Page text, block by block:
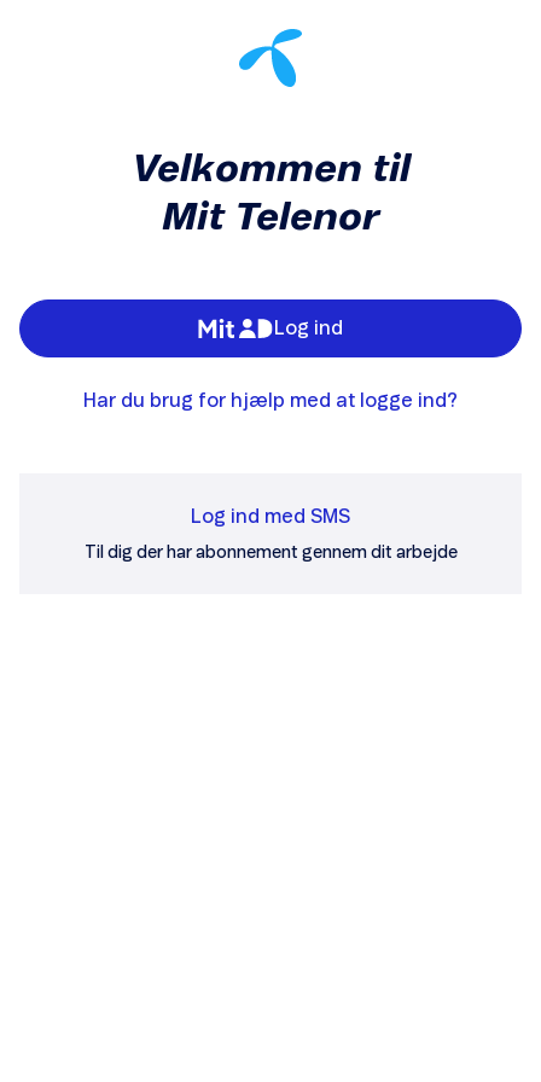
Velkommen til
Mit Telenor
Log ind
Har du brug for hjælp med at logge ind?
Log ind med SMS
Til dig der har abonnement gennem dit arbejde